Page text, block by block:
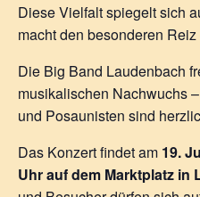
Diese Vielfalt spiegelt sich
macht den besonderen
Die Big Band Laudenbach
musikalischen Nachwuchs
und Posaunisten sind
Das Konzert findet am 19.
Uhr auf dem Marktplatz in